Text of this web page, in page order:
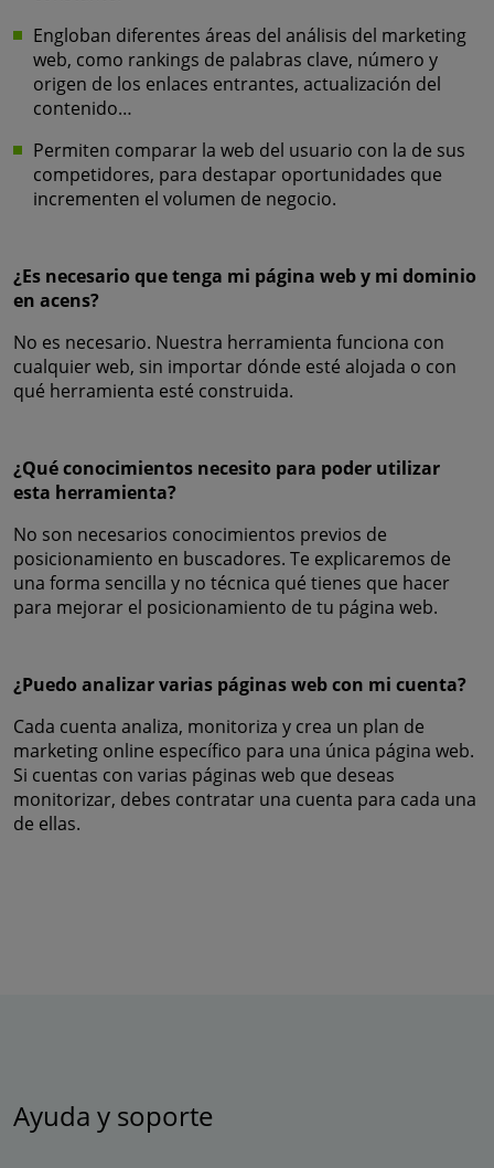
Engloban diferentes áreas del análisis del marketing
web, como rankings de palabras clave, número y
origen de los enlaces entrantes, actualización del
contenido…
Permiten comparar la web del usuario con la de sus
competidores, para destapar oportunidades que
incrementen el volumen de negocio.
¿Es necesario que tenga mi página web y mi dominio
en acens?
No es necesario. Nuestra herramienta funciona con
cualquier web, sin importar dónde esté alojada o con
qué herramienta esté construida.
¿Qué conocimientos necesito para poder utilizar
esta herramienta?
No son necesarios conocimientos previos de
posicionamiento en buscadores. Te explicaremos de
una forma sencilla y no técnica qué tienes que hacer
para mejorar el posicionamiento de tu página web.
¿Puedo analizar varias páginas web con mi cuenta?
Cada cuenta analiza, monitoriza y crea un plan de
marketing online específico para una única página web.
Si cuentas con varias páginas web que deseas
monitorizar, debes contratar una cuenta para cada una
de ellas.
Ayuda y soporte